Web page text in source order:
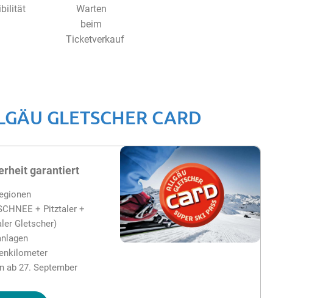
Warten
beim
Ticketverkauf
GLETSCHER CARD
garantiert
+ Pitztaler +
Gletscher)
ab 27. September